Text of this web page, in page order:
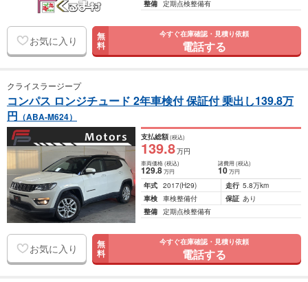
整備 定期点検整備有
お気に入り 無
料
今すぐ在庫確認・見積り依頼
電話する
クライスラージープ
コンパス ロンジチュード 2年車検付 保証付 乗出し139.8万
円 （ABA-M624）
支払総額(税込)
139.8万円
車両価格(税込)
129.8万円
諸費用 (税込)
10 万円
年式 2017(H29) 走行 5.8万km
車検 車検整備付 保証 あり
整備 定期点検整備有
お気に入り 無
料
今すぐ在庫確認・見積り依頼
電話する